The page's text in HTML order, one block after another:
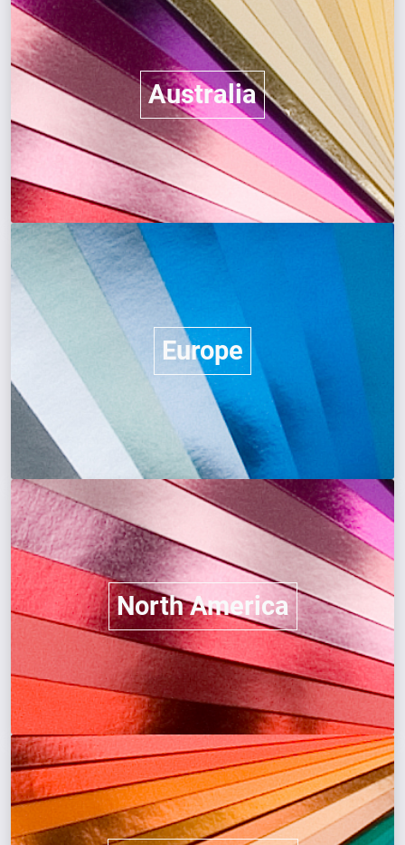
Australia
Europe
North America